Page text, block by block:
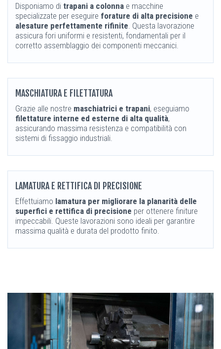
Disponiamo di trapani a colonna e macchine
specializzate per eseguire forature di alta precisione e
alesature perfettamente rifinite . Questa lavorazione
assicura fori uniformi e resistenti, fondamentali per il
corretto assemblaggio dei componenti meccanici.
MASCHIATURA E FILETTATURA
Grazie alle nostre maschiatrici e trapani, eseguiamo
filettature interne ed esterne di alta qualità,
assicurando massima resistenza e compatibilità con
sistemi di fissaggio industriali.
LAMATURA E RETTIFICA DI PRECISIONE
Effettuiamo lamatura per migliorare la planarità delle
superfici e rettifica di precisione per ottenere finiture
impeccabili. Queste lavorazioni sono ideali per garantire
massima qualità e durata del prodotto finito.